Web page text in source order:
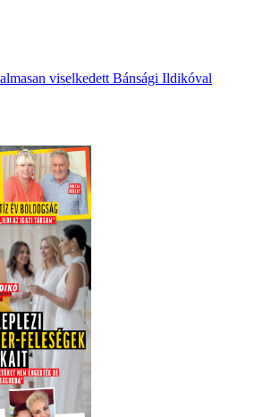
viselkedett Bánsági Ildikóval